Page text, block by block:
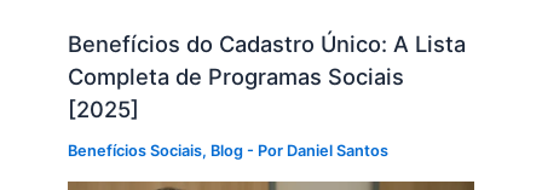
Benefícios do Cadastro Único: A Lista
Completa de Programas Sociais
[2025]
Benefícios Sociais, Blog - Por Daniel Santos